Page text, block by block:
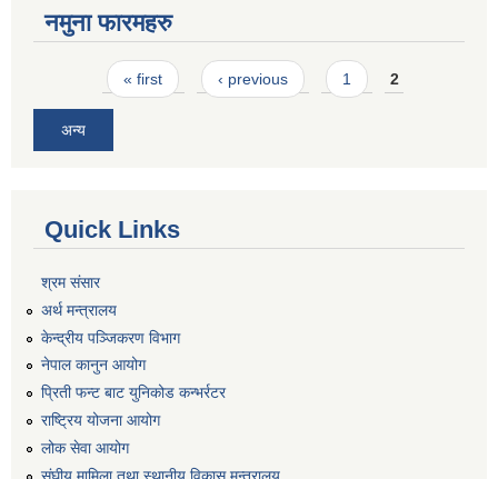
नमुना फारमहरु
Pages« first ‹ previous 1 2
अन्य
Quick Links
श्रम संसार
अर्थ मन्त्रालय
केन्द्रीय पञ्जिकरण विभाग
नेपाल कानुन आयोग
प्रिती फन्ट बाट युनिकोड कन्भर्रटर
राष्ट्रिय योजना आयोग
लोक सेवा आयोग
संघीय मामिला तथा स्थानीय विकास मन्त्रालय